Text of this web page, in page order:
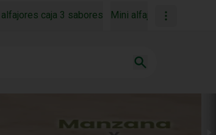
caja 3 sabores Mini alfajores caja 4